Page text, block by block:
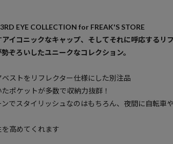
EYE COLLECTION for FREAK'S STORE
イコニックなキャップ、そしてそれに呼応するリ
ぞろいしたユニークなコレクション。
ストをリフレクター仕様にした別注品
ポケットが多数で収納力抜群！
でスタイリッシュなのはもちろん、夜間に自転車
を高めてくれます